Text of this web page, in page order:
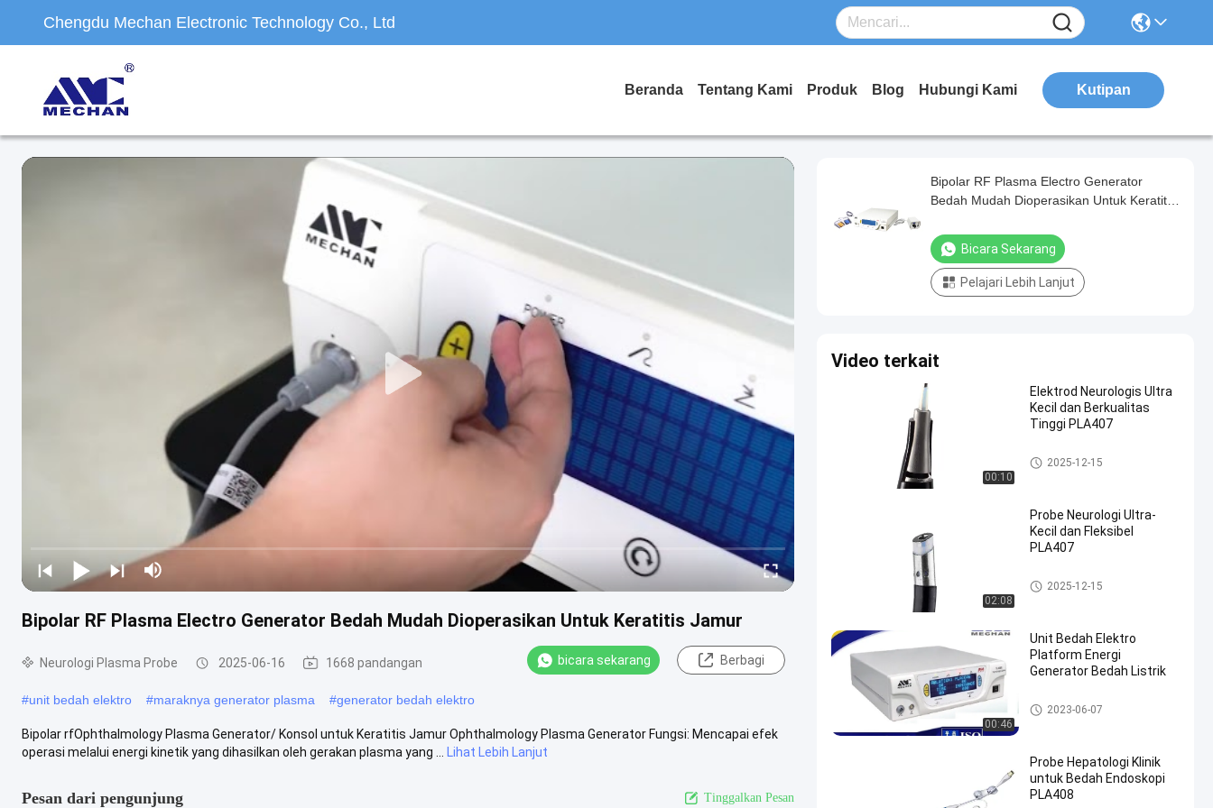
Chengdu Mechan Electronic Technology Co., Ltd
Beranda Tentang Kami Produk Blog Hubungi Kami Kutipan
Bipolar RF Plasma Electro Generator Bedah Mudah Dioperasikan Untuk Keratitis Jamur
Neurologi Plasma Probe 2025-06-16 1668 pandangan bicara sekarang Berbagi
#unit bedah elektro #maraknya generator plasma #generator bedah elektro
Bipolar rfOphthalmology Plasma Generator/ Konsol untuk Keratitis Jamur Ophthalmology Plasma Generator Fungsi: Mencapai efek
operasi melalui energi kinetik yang dihasilkan oleh gerakan plasma yang ...
Lihat Lebih Lanjut
Pesan dari pengunjung Tinggalkan Pesan
Bipolar RF Plasma Electro Generator
Bedah Mudah Dioperasikan Untuk Keratitis
Bicara Sekarang
Pelajari Lebih Lanjut
Video terkait
00:10
Elektrod Neurologis Ultra
Kecil dan Berkualitas
Tinggi PLA407
Neurologi Plasma Probe
2025-12-15
02:08
Probe Neurologi Ultra-
Kecil dan Fleksibel
PLA407
Neurologi Plasma Probe
2025-12-15
00:46
Unit Bedah Elektro
Platform Energi
Generator Bedah Listrik
Perangkat Bedah Plasma
2023-06-07
Probe Hepatologi Klinik
untuk Bedah Endoskopi
PLA408